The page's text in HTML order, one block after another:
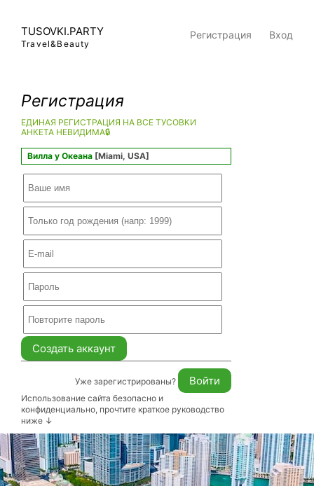
TUSOVKI.PARTY
Travel&Beauty
Регистрация Вход
Регистрация
ЕДИНАЯ РЕГИСТРАЦИЯ НА ВСЕ ТУСОВКИ
АНКЕТА НЕВИДИМА🔒
Вилла у Океана [Miami, USA]
Уже зарегистрированы?
Использование сайта безопасно и
конфиденциально, прочтите краткое руководство
ниже ↓